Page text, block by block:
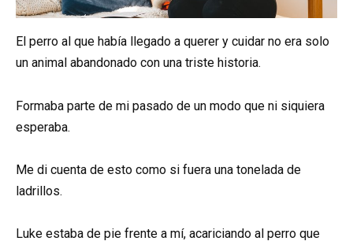
El perro al que había llegado a querer y cuidar no era solo
un animal abandonado con una triste historia.
Formaba parte de mi pasado de un modo que ni siquiera
esperaba.
Me di cuenta de esto como si fuera una tonelada de
ladrillos.
Luke estaba de pie frente a mí, acariciando al perro que